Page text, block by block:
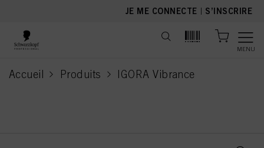
JE ME CONNECTE | S’INSCRIRE
MENU
Accueil Produits IGORA Vibrance
current page